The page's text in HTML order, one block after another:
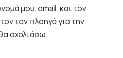
μου, email, και τον
τον πλοηγό για την
σχολιάσω.